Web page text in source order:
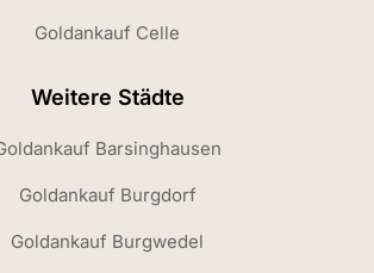
Goldankauf Celle
Weitere Städte
Barsinghausen
Goldankauf Burgdorf
Goldankauf Burgwedel